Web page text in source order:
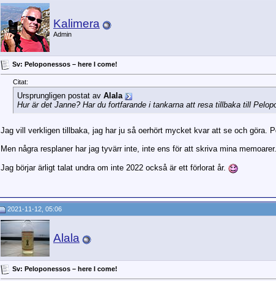
Kalimera
Admin
Sv: Peloponessos – here I come!
Citat:
Ursprungligen postat av Alala
Hur är det Janne? Har du fortfarande i tankarna att resa tillbaka till
Jag vill verkligen tillbaka, jag har ju så oerhört mycket kvar att se och göra.
Men några resplaner har jag tyvärr inte, inte ens för att skriva mina memoarer.
Jag börjar ärligt talat undra om inte 2022 också är ett förlorat år.
2021-11-12, 05:06
Alala
Sv: Peloponessos – here I come!